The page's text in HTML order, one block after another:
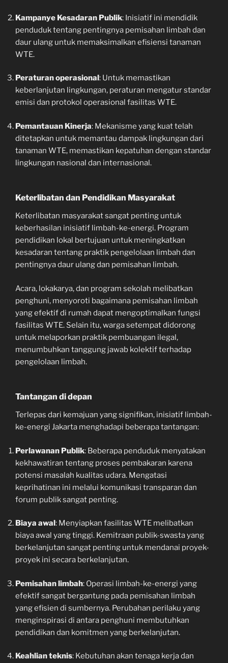
Kampanye Kesadaran Publik: Inisiatif ini mendidik
penduduk tentang pentingnya pemisahan limbah dan
daur ulang untuk memaksimalkan efisiensi tanaman
WTE.
Peraturan operasional: Untuk memastikan
keberlanjutan lingkungan, peraturan mengatur standar
emisi dan protokol operasional fasilitas WTE.
Pemantauan Kinerja: Mekanisme yang kuat telah
ditetapkan untuk memantau dampak lingkungan dari
tanaman WTE, memastikan kepatuhan dengan standar
lingkungan nasional dan internasional.
Keterlibatan dan Pendidikan Masyarakat
Keterlibatan masyarakat sangat penting untuk
keberhasilan inisiatif limbah-ke-energi. Program
pendidikan lokal bertujuan untuk meningkatkan
kesadaran tentang praktik pengelolaan limbah dan
pentingnya daur ulang dan pemisahan limbah.
Acara, lokakarya, dan program sekolah melibatkan
penghuni, menyoroti bagaimana pemisahan limbah
yang efektif di rumah dapat mengoptimalkan fungsi
fasilitas WTE. Selain itu, warga setempat didorong
untuk melaporkan praktik pembuangan ilegal,
menumbuhkan tanggung jawab kolektif terhadap
pengelolaan limbah.
Tantangan di depan
Terlepas dari kemajuan yang signifikan, inisiatif limbah-
ke-energi Jakarta menghadapi beberapa tantangan:
Perlawanan Publik: Beberapa penduduk menyatakan
kekhawatiran tentang proses pembakaran karena
potensi masalah kualitas udara. Mengatasi
keprihatinan ini melalui komunikasi transparan dan
forum publik sangat penting.
Biaya awal: Menyiapkan fasilitas WTE melibatkan
biaya awal yang tinggi. Kemitraan publik-swasta yang
berkelanjutan sangat penting untuk mendanai proyek-
proyek ini secara berkelanjutan.
Pemisahan limbah: Operasi limbah-ke-energi yang
efektif sangat bergantung pada pemisahan limbah
yang efisien di sumbernya. Perubahan perilaku yang
menginspirasi di antara penghuni membutuhkan
pendidikan dan komitmen yang berkelanjutan.
Keahlian teknis: Kebutuhan akan tenaga kerja dan